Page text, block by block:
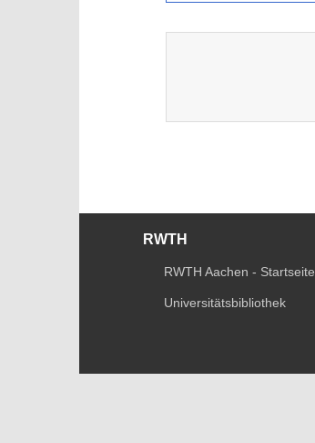
RWTH
RWTH Aachen - Startseite
Universitätsbibliothek